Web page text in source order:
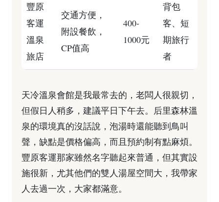
豐原
客運
溫泉
旅店
交通方便，
附設餐飲，
CP值高
400-
1000元
背包
客、短
期旅行
者
天冷溫泉會館是我最常去的，老闆人很親切，
但假日人稍多，建議平日下午去。后里森林溫
泉的環境真的沒話說，泡湯時還能聽到鳥叫
聲，缺點是價格偏高，而且預約制有點麻煩。
豐原客運那家雖然名字聽起來普通，但其實設
施很新，尤其他們的雙人湯屋空間大，我帶家
人去過一次，大家都滿意。